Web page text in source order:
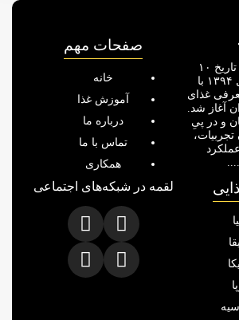
فعالیتِ لقمه در تاریخ ۱۰
شهریورماه سال ۱۳۹۴ با
غذای
آغاز شد.
و در پیِ
عملکرد
صفحات مهم
خانه
آموزش غذا
درباره ما
تماس با ما
همکاری
لقمه در شبکه‌های اجتماعی